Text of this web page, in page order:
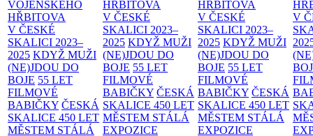
VOJENSKÉHO
HŘBITOVA
V ČESKÉ
SKALICI 2023–
2025 KDYŽ MUŽI
(NE)JDOU DO
BOJE 55 LET
FILMOVÉ
BABIČKY ČESKÁ
SKALICE 450 LET
MĚSTEM STÁLÁ
HŘBITOVA
V ČESKÉ
SKALICI 2023–
2025 KDYŽ MUŽI
(NE)JDOU DO
BOJE 55 LET
FILMOVÉ
BABIČKY ČESKÁ
SKALICE 450 LET
MĚSTEM STÁLÁ
EXPOZICE
HŘBITOVA
V ČESKÉ
SKALICI 2023–
2025 KDYŽ MUŽI
(NE)JDOU DO
BOJE 55 LET
FILMOVÉ
BABIČKY ČESKÁ
SKALICE 450 LET
MĚSTEM STÁLÁ
EXPOZICE
V